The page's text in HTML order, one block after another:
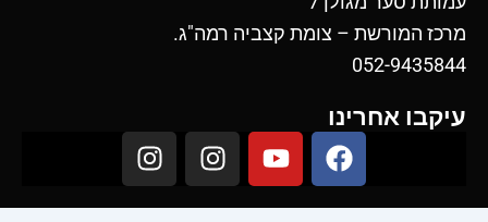
מרכז המורשת – צומת קצביה רמה"ג.
052-9435844
עיקבו אחרינו
F
a
c
Y
o
u
I
n
s
I
n
s